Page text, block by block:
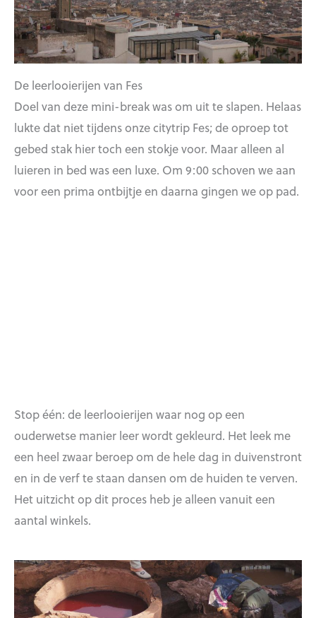
De leerlooierijen van Fes
Doel van deze mini-break was om uit te slapen. Helaas
lukte dat niet tijdens onze citytrip Fes; de oproep tot
gebed stak hier toch een stokje voor. Maar alleen al
luieren in bed was een luxe. Om 9:00 schoven we aan
voor een prima ontbijtje en daarna gingen we op pad.
Stop één: de leerlooierijen waar nog op een
ouderwetse manier leer wordt gekleurd. Het leek me
een heel zwaar beroep om de hele dag in duivenstront
en in de verf te staan dansen om de huiden te verven.
Het uitzicht op dit proces heb je alleen vanuit een
aantal winkels.